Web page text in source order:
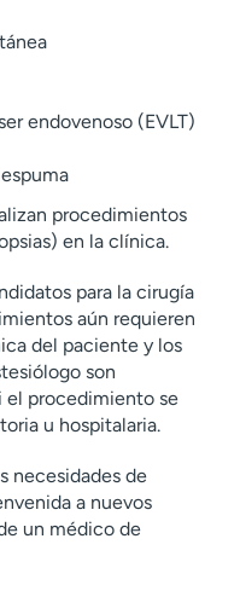
endovenoso (EVLT)
procedimientos
en la clínica.
para la cirugía
aún requieren
del paciente y los
son
el procedimiento se
u hospitalaria.
necesidades de
a nuevos
un médico de